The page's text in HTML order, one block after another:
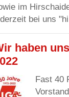
im
bei uns
haben
Fast 40